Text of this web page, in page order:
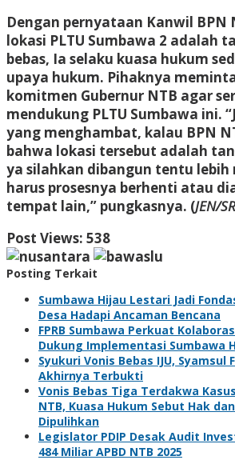
Dengan pernyataan Kanwil BPN
lokasi PLTU Sumbawa 2 adalah
bebas, Ia selaku kuasa hukum
upaya hukum. Pihaknya
komitmen Gubernur NTB agar
mendukung PLTU Sumbawa ini.
yang menghambat, kalau BPN
bahwa lokasi tersebut adalah
ya silahkan dibangun tentu lebih
harus prosesnya berhenti atau
tempat lain,” pungkasnya. (JEN/SR
Post Views: 538
Posting Terkait
Sumbawa Hijau Lestari Jadi
Desa Hadapi Ancaman Bencana
FPRB Sumbawa Perkuat
Dukung Implementasi Sumbawa
Syukuri Vonis Bebas IJU, Syamsul
Akhirnya Terbukti
Vonis Bebas Tiga Terdakwa
NTB, Kuasa Hukum Sebut Hak
Dipulihkan
Legislator PDIP Desak Audit
484 Miliar APBD NTB 2025